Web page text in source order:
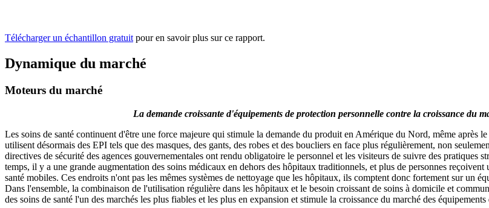
Télécharger un échantillon gratuit pour en savoir plus sur ce rapport.
Dynamique du marché
Moteurs du marché
La demande croissante d'équipements de protection personnelle contre la croissance du
Les soins de santé continuent d'être une force majeure qui stimule la demande du produit en Amérique du Nord, même après
utilisent désormais des EPI tels que des masques, des gants, des robes et des boucliers en face plus régulièrement, non
directives de sécurité des agences gouvernementales ont rendu obligatoire le personnel et les visiteurs de suivre des pratiques
temps, il y a une grande augmentation des soins médicaux en dehors des hôpitaux traditionnels, et plus de personnes
santé mobiles. Ces endroits n'ont pas les mêmes systèmes de nettoyage que les hôpitaux, ils comptent donc fortement sur un
Dans l'ensemble, la combinaison de l'utilisation régulière dans les hôpitaux et le besoin croissant de soins à domicile et
des soins de santé l'un des marchés les plus fiables et les plus en expansion et stimule la croissance du marché des